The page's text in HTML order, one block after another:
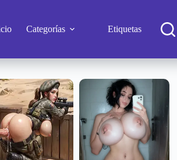
Categorías Etiquetas